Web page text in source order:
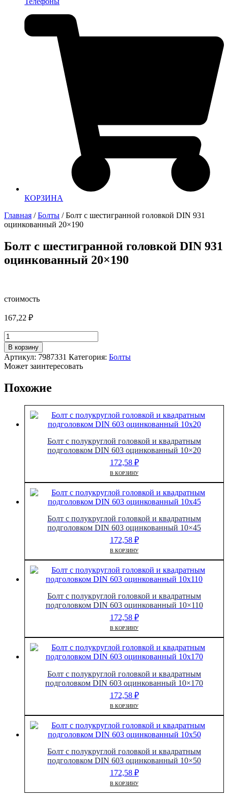
КОРЗИНА
Главная /Болты / Болт с шестигранной головкой DIN 931
оцинкованный 20×190
Болт с шестигранной головкой DIN 931
оцинкованный 20×190
стоимость
167,22 ₽
Количество
товара
Болт
с
шестигранной
DIN
оцинкованный
В корзину
Артикул: 7987331 Категория: Болты
Может заинтересовать
Похожие
Болт с полукруглой головкой и квадратным
подголовком DIN 603 оцинкованный 10×20
172,58 ₽
В КОРЗИНУ
Болт с полукруглой головкой и квадратным
подголовком DIN 603 оцинкованный 10×45
172,58 ₽
В КОРЗИНУ
Болт с полукруглой головкой и квадратным
подголовком DIN 603 оцинкованный 10×110
172,58 ₽
В КОРЗИНУ
Болт с полукруглой головкой и квадратным
подголовком DIN 603 оцинкованный 10×170
172,58 ₽
В КОРЗИНУ
Болт с полукруглой головкой и квадратным
подголовком DIN 603 оцинкованный 10×50
172,58 ₽
В КОРЗИНУ